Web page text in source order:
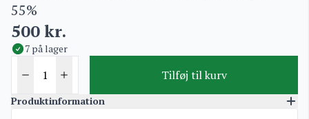
55%
500kr.
7 på lager
Tilføj til kurv
Produktinformation